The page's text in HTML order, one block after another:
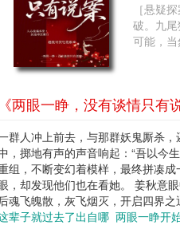
［悬疑
破。九
可能，
《两眼一睁，没有谈情只
群人冲上前去，与那群妖鬼厮杀
，掷地有声的声音响起：“吾以今
组，不断变幻着模样，最终拼凑
，却发现他们也在看她。 姜秋意
魂飞魄散，灰飞烟灭，开启四界
辈子就过去了出自哪 两眼一睁开